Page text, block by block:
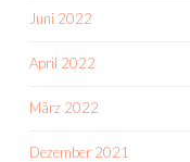
Juni 2022
April 2022
März 2022
Dezember 2021